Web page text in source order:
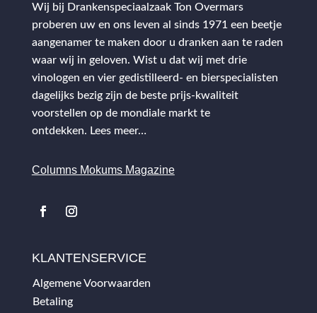
Wij bij Drankenspeciaalzaak Ton Overmars
proberen uw en ons leven al sinds 1971 een beetje
aangenamer te maken door u dranken aan te raden
waar wij in geloven. Wist u dat wij met drie
vinologen en vier gedistilleerd- en bierspecialisten
dagelijks bezig zijn de beste prijs-kwaliteit
voorstellen op de mondiale markt te
ontdekken. Lees meer…
Columns Mokums Magazine
KLANTENSERVICE
Algemene Voorwaarden
Betaling